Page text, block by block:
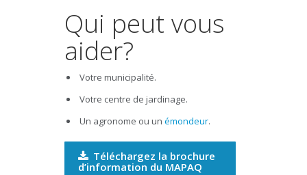
Qui peut vous
aider?
Votre municipalité.
Votre centre de jardinage.
Un agronome ou un émondeur.
Téléchargez la brochure
d’information du MAPAQ